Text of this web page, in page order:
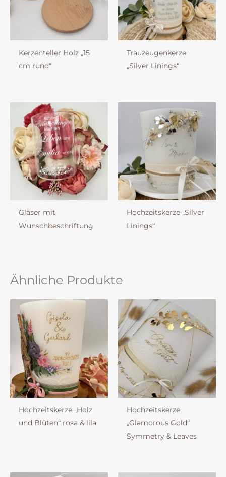
Kerzenteller Holz „15
cm rund“
Trauzeugenkerze
„Silver Linings“
Gläser mit
Wunschbeschriftung
Hochzeitskerze „Silver
Linings“
Ähnliche Produkte
Hochzeitskerze „Holz
und Blüten“ rosa & lila
Hochzeitskerze
„Glamorous Gold“
Symmetry & Leaves